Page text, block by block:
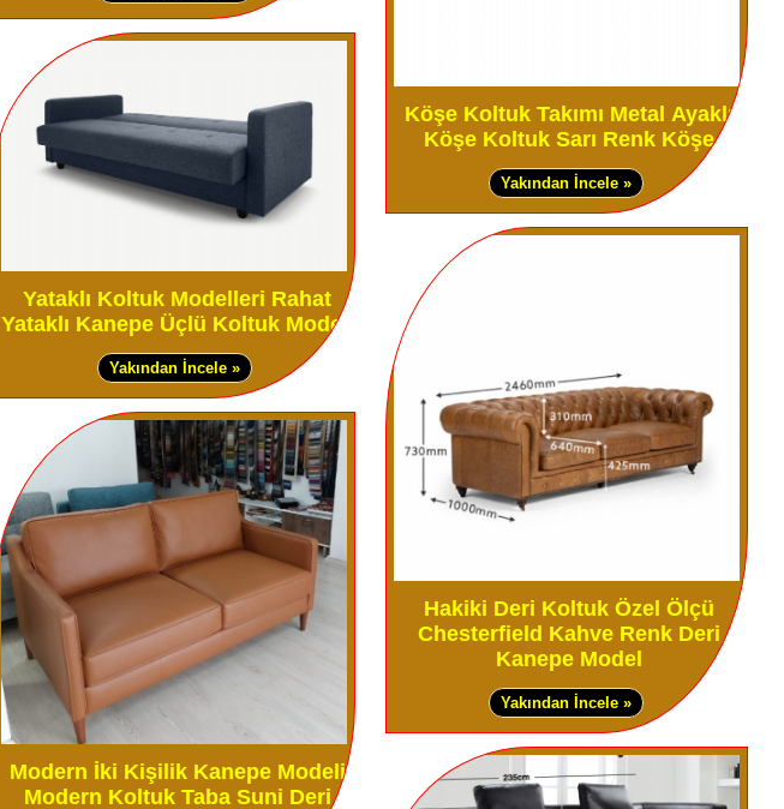
Yataklı Koltuk Modelleri Rahat
Yataklı Kanepe Üçlü Koltuk Modeli
Yakından İncele »
Modern İki Kişilik Kanepe Modeli
Modern Koltuk Taba Suni Deri
Köşe Koltuk Takımı Metal Ayaklı
Köşe Koltuk Sarı Renk Köşe
Yakından İncele »
Hakiki Deri Koltuk Özel Ölçü
Chesterfield Kahve Renk Deri
Kanepe Model
Yakından İncele »